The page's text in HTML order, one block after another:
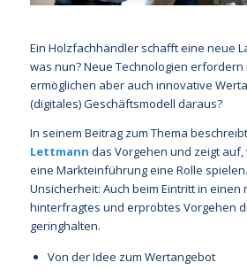
Ein Holzfachhändler schafft eine neue
was nun? Neue Technologien
ermöglichen aber auch innovative
(digitales) Geschäftsmodell daraus?
In seinem Beitrag zum Thema beschreibt
Lettmann das Vorgehen und zeigt
eine Markteinführung eine Rolle
Unsicherheit: Auch beim Eintritt in
hinterfragtes und erprobtes Vorgehen
geringhalten.
Von der Idee zum Wertangebot